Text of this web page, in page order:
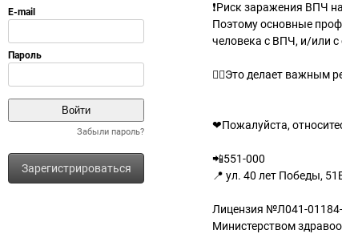
Забыли пароль?
Зарегистрироваться
❗Риск заражения ВПЧ
Поэтому основные
человека с ВПЧ, и/или
☝🏻Это делает важным
❤Пожалуйста,
📲551-000
📍 ул. 40 лет Победы,
Лицензия №Л041-
Министерством